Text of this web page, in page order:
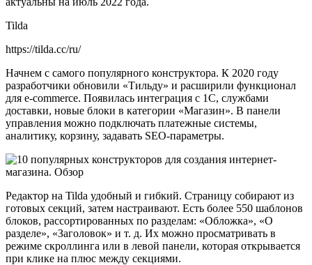
Tilda
https://tilda.cc/ru/
Начнем с самого популярного конструктора. К 2020 году
разработчики обновили «Тильду» и расширили функционал
для e-commerce. Появилась интеграция с 1C, службами
доставки, новые блоки в категории «Магазин». В панели
управления можно подключать платежные системы,
аналитику, корзину, задавать SEO-параметры.
Редактор на Tilda удобный и гибкий. Страницу собирают из
готовых секций, затем настраивают. Есть более 550 шаблонов
блоков, рассортированных по разделам: «Обложка», «О
разделе», «Заголовок» и т. д. Их можно просматривать в
режиме скроллинга или в левой панели, которая открывается
при клике на плюс между секциями.